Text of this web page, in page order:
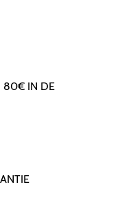
80€ IN DE